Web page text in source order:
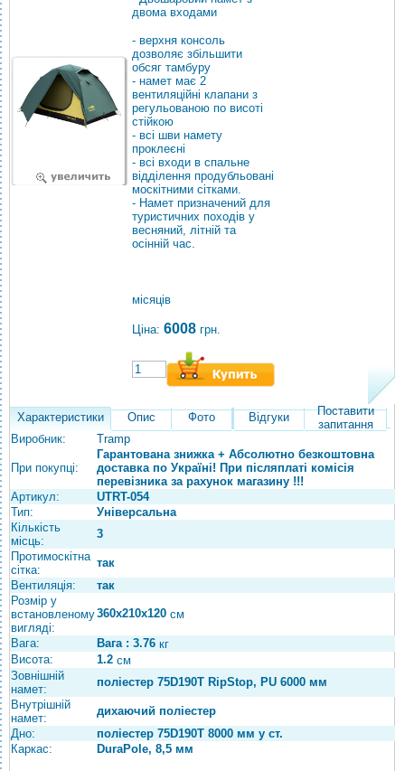
двома входами
- верхня консоль
дозволяє збільшити
обсяг тамбуру
- намет має 2
вентиляційні клапани з
регульованою по висоті
стійкою
- всі шви намету
проклеєні
- всі входи в спальне
відділення продубльовані
москітними сітками.
- Намет призначений для
туристичних походів у
весняний, літній та
осінній час.
місяців
Ціна: 6008 грн.
Характеристики Опис Фото Відгуки
Поставити
запитання
Виробник:
Tramp
При покупці:
Гарантована знижка + Абсолютно безкоштовна
доставка по Україні! При післяплаті комісія
перевізника за рахунок магазину !!!
Артикул:
UTRT-054
Тип:
Універсальна
Кількість
місць:
3
Протимоскітна
сітка:
так
Вентиляція:
так
Розмір у
встановленому
вигляді:
360х210х120 см
Вага: Вага : 3.76 кг
Висота:
1.2 см
Зовнішній
намет:
поліестер 75D190T RipStop, PU 6000 мм
Внутрішній
намет:
дихаючий поліестер
Дно:
поліестер 75D190T 8000 мм у ст.
Каркас:
DuraPole, 8,5 мм